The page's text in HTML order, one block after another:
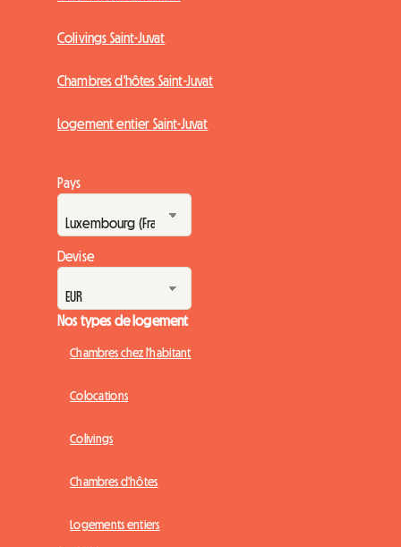
Colivings Saint-Juvat
Chambres d'hôtes Saint-Juvat
Logement entier Saint-Juvat
Pays
Devise
Nos types de logement
Chambres chez l'habitant
Colocations
Colivings
Chambres d'hôtes
Logements entiers